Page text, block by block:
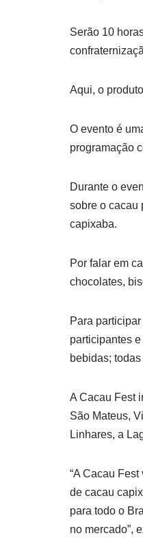
Serão 10
Aqui, o
O evento é
programação
Durante o
sobre o cacau
capixaba.
Por falar em
chocolates,
Para
participantes
bebidas;
A Cacau Fest
São Mateus,
Linhares, a
“A Cacau
de cacau
para todo o
no mercado”,